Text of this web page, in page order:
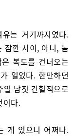
는 거기까지였다.
잠깐 사이, 아니, 놈
복도를 건너오는
일었다. 한만하던
일 남짓 간헐적으로
이다.
게 있으니 어쩌나.